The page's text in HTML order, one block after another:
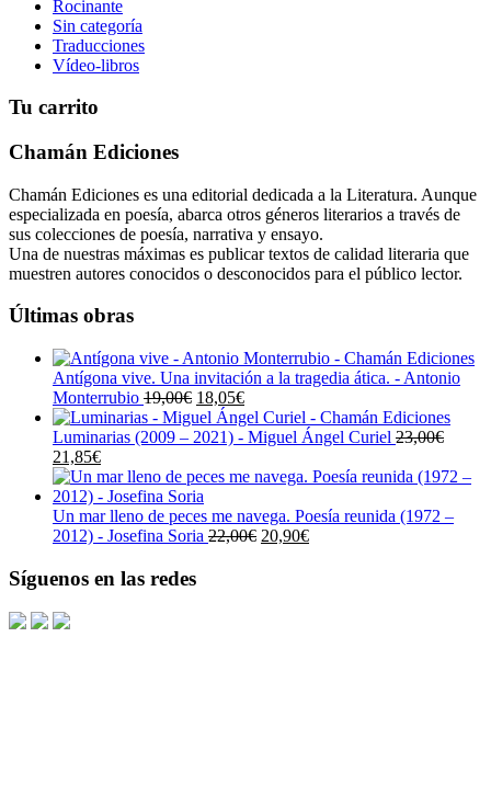
Rocinante
Sin categoría
Traducciones
Vídeo-libros
Tu carrito
Chamán Ediciones
Chamán Ediciones es una editorial dedicada a la Literatura. Aunque
especializada en poesía, abarca otros géneros literarios a través de
sus colecciones de poesía, narrativa y ensayo.
Una de nuestras máximas es publicar textos de calidad literaria que
muestren autores conocidos o desconocidos para el público lector.
Últimas obras
Antígona vive. Una invitación a la tragedia ática. - Antonio
Monterrubio 19,00€ El
precio
original
19,00€.
18,05€El
precio
actual
18,05€.
Luminarias (2009 – 2021) - Miguel Ángel Curiel 23,00€
El
precio
original
era:
23,00€.
21,85€El
precio
actual
es:
21,85€.
Un mar lleno de peces me navega. Poesía reunida (1972 –
2012) - Josefina Soria 22,00€ El
20,90€El
Síguenos en las redes